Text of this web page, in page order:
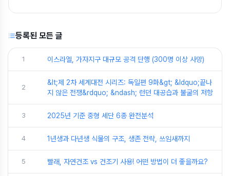
등록된 모든 글
1 이스라엘, 가자지구 대규모 공격 단행 (300명 이상 사망)
2
&lt;제 2차 세계대전 시리즈: 독일편 9화&gt; &ldquo;끝나
지 않은 전쟁&rdquo; &ndash; 런던 대공습과 불굴의 저항
3 2025년 기준 중형 세단 6종 완전분석
4 1년생과 다년생 식물의 구조, 생존 전략, 쓰임새까지
5 빨래, 자연건조 vs 건조기 사용! 어떤 방법이 더 좋을까요?